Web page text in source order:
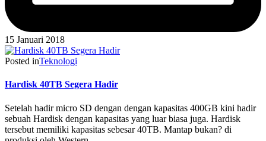
15 Januari 2018
Posted inTeknologi
Hardisk 40TB Segera Hadir
Setelah hadir micro SD dengan dengan kapasitas 400GB kini hadir
sebuah Hardisk dengan kapasitas yang luar biasa juga. Hardisk
tersebut memiliki kapasitas sebesar 40TB. Mantap bukan? di